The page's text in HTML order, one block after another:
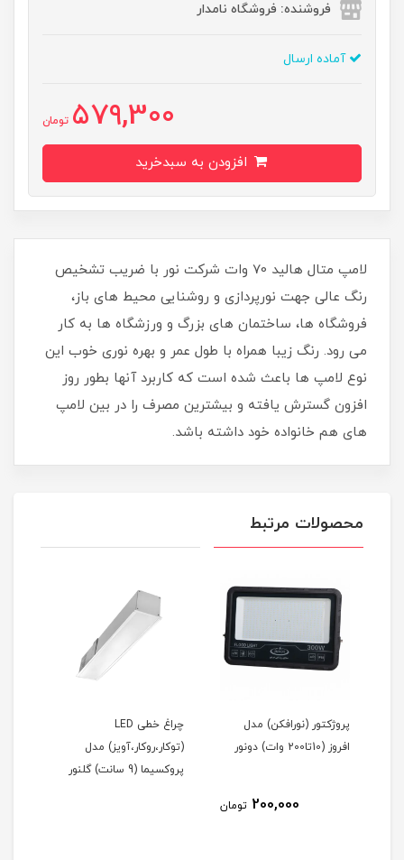
فروشنده: فروشگاه نامدار
آماده ارسال
579,300 تومان
لامپ متال هالید 70 وات شرکت نور با ضریب تشخیص
رنگ عالی جهت نورپردازی و روشنایی محیط های باز،
فروشگاه ها، ساختمان های بزرگ و ورزشگاه ها به کار
می رود. رنگ زیبا همراه با طول عمر و بهره نوری خوب این
نوع لامپ ها باعث شده است که کاربرد آنها بطور روز
افزون گسترش یافته و بیشترین مصرف را در بین لامپ
های هم خانواده خود داشته باشد.
محصولات مرتبط
پروژکتور (نورافکن) مدل
افروز (10تا200 وات) دونور
200,000 تومان
چراغ خطی LED
(توکار،روکار،آویز) مدل
پروکسیما (9 سانت) گلنور